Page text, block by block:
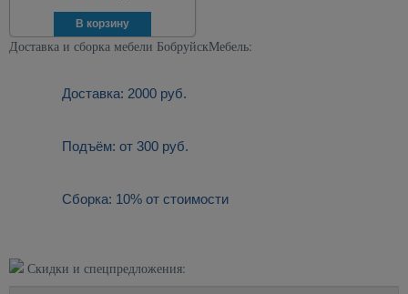
Доставка и сборка мебели БобруйскМебель:
Доставка: 2000 руб.
Подъём: от 300 руб.
Сборка: 10% от стоимости
Скидки и спецпредложения: